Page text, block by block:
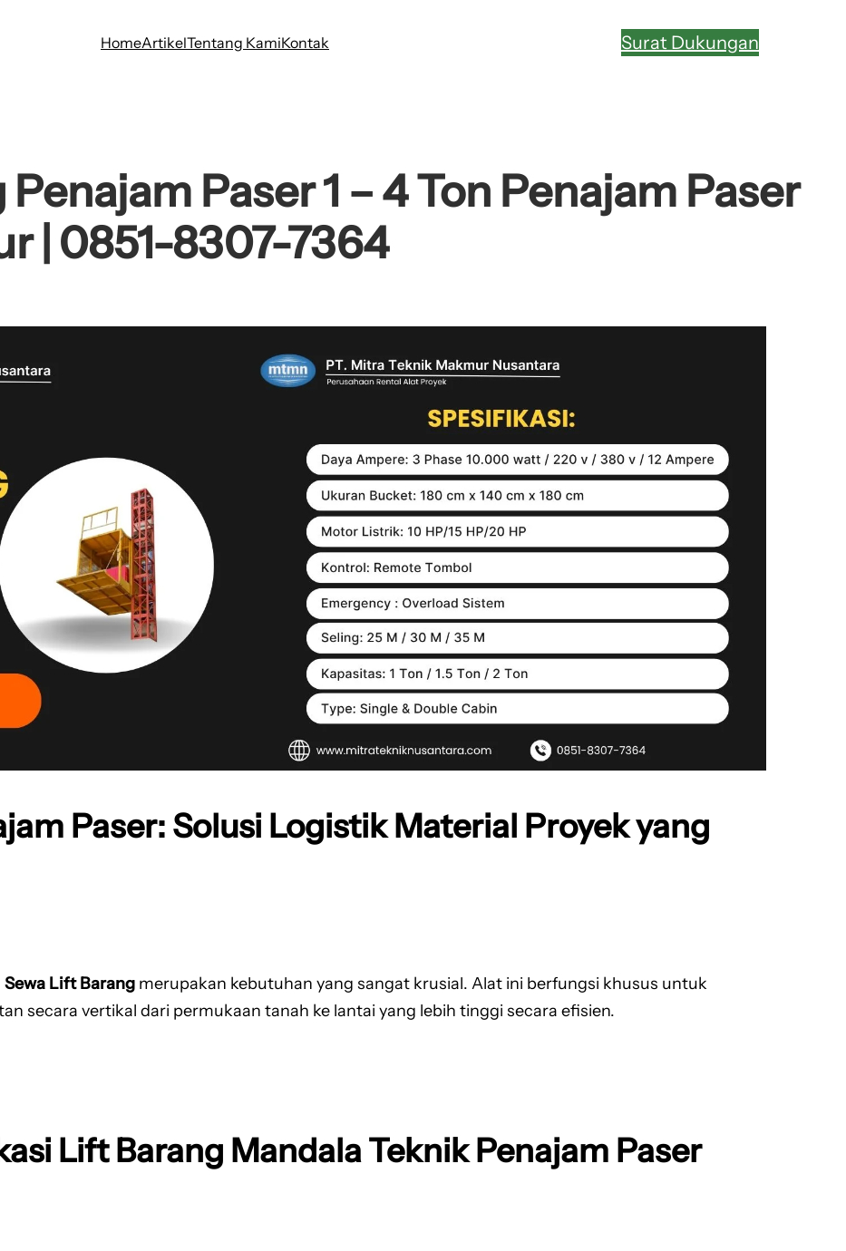
HomeArtikelTentang KamiKontak Surat Dukungan
Paser 1 – 4 Ton Penajam Paser
| 0851-8307-7364
Paser: Solusi Logistik Material Proyek yang
Sewa Lift Barang merupakan kebutuhan yang sangat krusial. Alat ini berfungsi khusus untuk
secara vertikal dari permukaan tanah ke lantai yang lebih tinggi secara efisien.
Lift Barang Mandala Teknik Penajam Paser